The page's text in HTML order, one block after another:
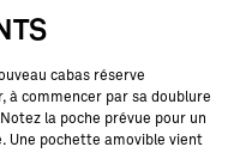
cabas réserve
à commencer par sa doublure
la poche prévue pour un
Une pochette amovible vient